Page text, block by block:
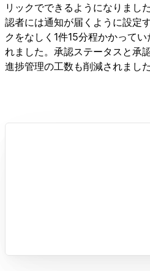
リックでできるようになりまし
認者には通知が届くように設定
クをなしく1件15分程かかって
れました。承認ステータスと承
進捗管理の工数も削減されました